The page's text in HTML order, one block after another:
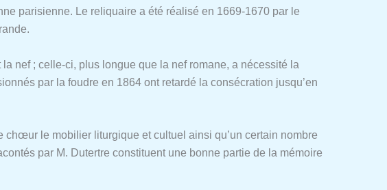
parisienne. Le reliquaire a été réalisé en 1669-1670 par le
nef ; celle-ci, plus longue que la nef romane, a nécessité la
par la foudre en 1864 ont retardé la consécration jusqu’en
le mobilier liturgique et cultuel ainsi qu’un certain nombre
par M. Dutertre constituent une bonne partie de la mémoire